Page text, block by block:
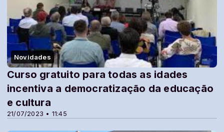
Novidades
21/07/2023 • 11:45
Curso gratuito para todas as idades
incentiva a democratização da educação
e cultura